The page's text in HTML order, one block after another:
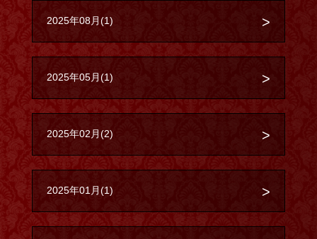
2025年08月(1)
2025年05月(1)
2025年02月(2)
2025年01月(1)